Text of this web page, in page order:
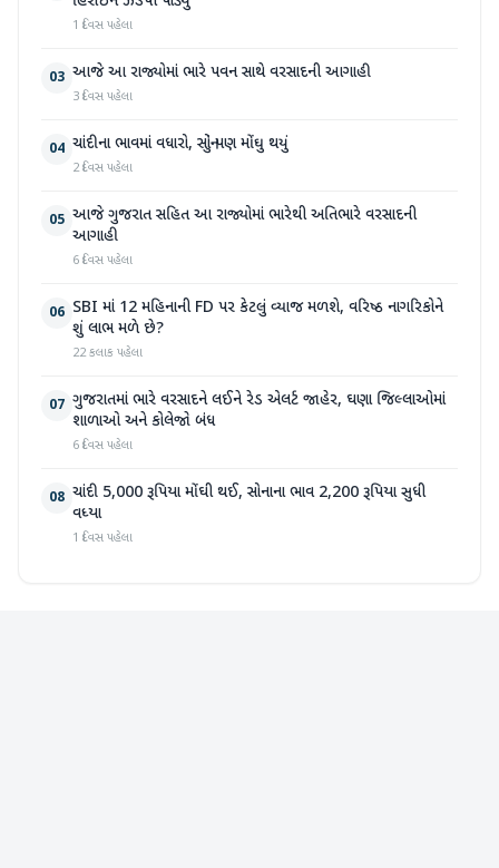
1 દિવસ પહેલા
03 આજે આ રાજ્યોમાં ભારે પવન સાથે વરસાદની આગાહી
3 દિવસ પહેલા
04 ચાંદીના ભાવમાં વધારો, સોનું પણ મોંઘુ થયું
2 દિવસ પહેલા
05 આજે ગુજરાત સહિત આ રાજ્યોમાં ભારેથી અતિભારે વરસાદની
આગાહી
6 દિવસ પહેલા
06 SBI માં 12 મહિનાની FD પર કેટલું વ્યાજ મળશે, વરિષ્ઠ નાગરિકોને
શું લાભ મળે છે?
22 કલાક પહેલા
07 ગુજરાતમાં ભારે વરસાદને લઈને રેડ એલર્ટ જાહેર, ઘણા જિલ્લાઓમાં
શાળાઓ અને કોલેજો બંધ
6 દિવસ પહેલા
08 ચાંદી 5,000 રૂપિયા મોંઘી થઈ, સોનાના ભાવ 2,200 રૂપિયા સુધી
વધ્યા
1 દિવસ પહેલા